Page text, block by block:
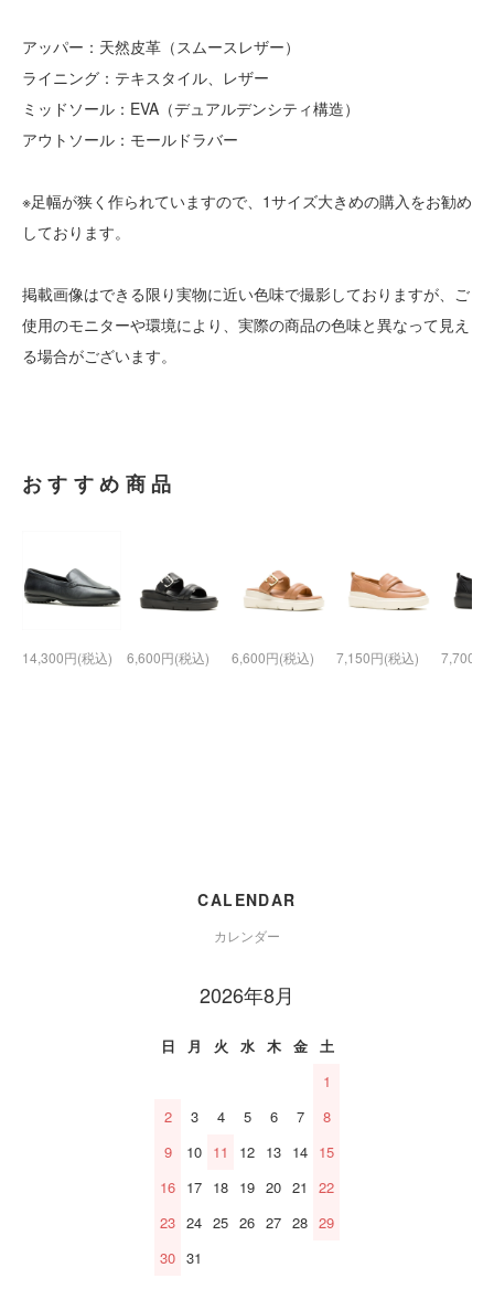
アッパー：天然皮革（スムースレザー）
ライニング：テキスタイル、レザー
ミッドソール：EVA（デュアルデンシティ構造）
アウトソール：モールドラバー
※足幅が狭く作られていますので、1サイズ大きめの購入をお勧め
しております。
掲載画像はできる限り実物に近い色味で撮影しておりますが、ご
使用のモニターや環境により、実際の商品の色味と異なって見え
る場合がございます。
おすすめ商品
14,300円(税込) 6,600円(税込) 6,600円(税込) 7,150円(税込) 7,700円
CALENDAR
カレンダー
2026年8月
日 月 火 水 木 金
土
1
2
3 4 5 6 7
8
9
10 11 12 13 14 15
16 17 18 19 20 21
22
23 24 25 26 27 28 29
30 31